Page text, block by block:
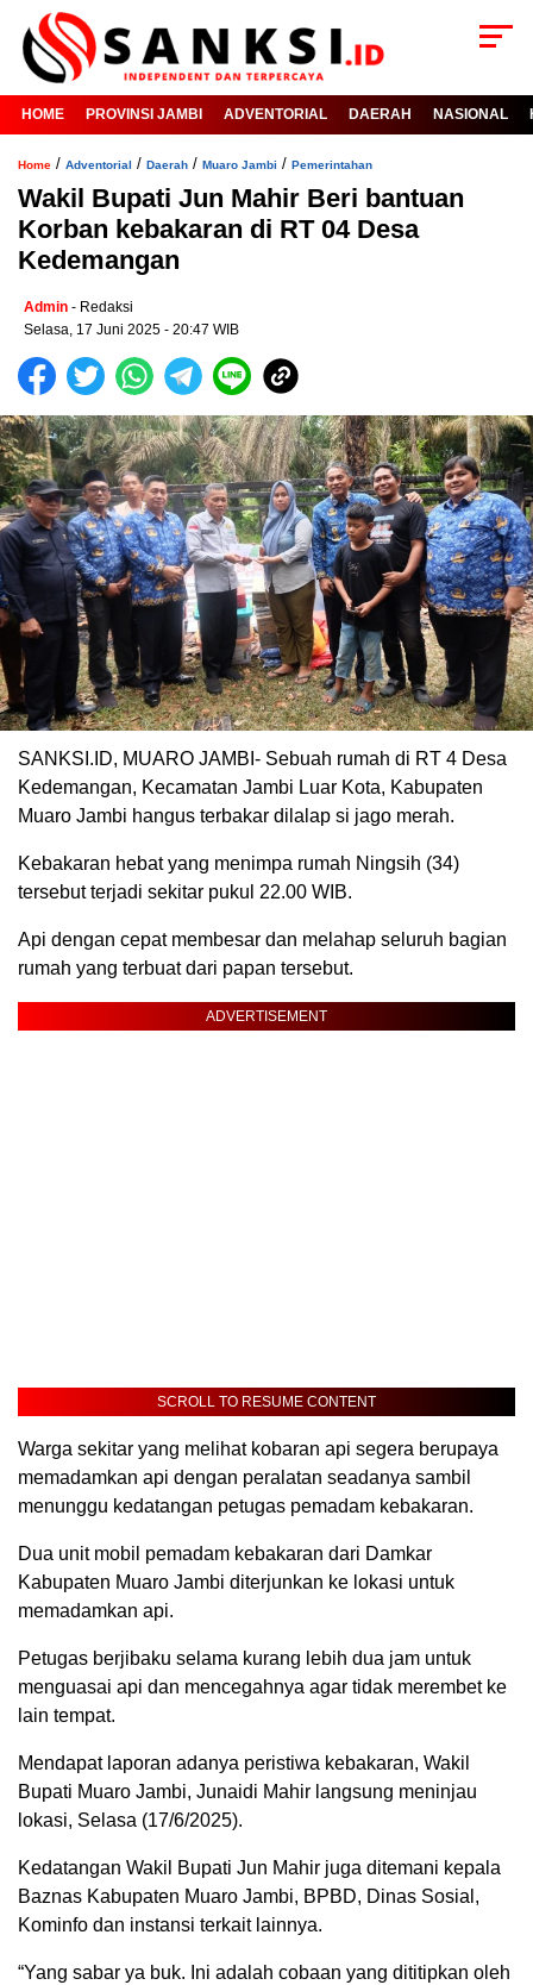
HOME PROVINSI JAMBI ADVENTORIAL DAERAH NASIONAL
Home / Adventorial / Daerah / Muaro Jambi / Pemerintahan
Wakil Bupati Jun Mahir Beri bantuan
Korban kebakaran di RT 04 Desa
Kedemangan
Admin - Redaksi
Selasa, 17 Juni 2025 - 20:47 WIB
SANKSI.ID, MUARO JAMBI- Sebuah rumah di RT 4 Desa
Kedemangan, Kecamatan Jambi Luar Kota, Kabupaten
Muaro Jambi hangus terbakar dilalap si jago merah.
Kebakaran hebat yang menimpa rumah Ningsih (34)
tersebut terjadi sekitar pukul 22.00 WIB.
Api dengan cepat membesar dan melahap seluruh bagian
rumah yang terbuat dari papan tersebut.
ADVERTISEMENT
SCROLL TO RESUME CONTENT
Warga sekitar yang melihat kobaran api segera berupaya
memadamkan api dengan peralatan seadanya sambil
menunggu kedatangan petugas pemadam kebakaran.
Dua unit mobil pemadam kebakaran dari Damkar
Kabupaten Muaro Jambi diterjunkan ke lokasi untuk
memadamkan api.
Petugas berjibaku selama kurang lebih dua jam untuk
menguasai api dan mencegahnya agar tidak merembet ke
lain tempat.
Mendapat laporan adanya peristiwa kebakaran, Wakil
Bupati Muaro Jambi, Junaidi Mahir langsung meninjau
lokasi, Selasa (17/6/2025).
Kedatangan Wakil Bupati Jun Mahir juga ditemani kepala
Baznas Kabupaten Muaro Jambi, BPBD, Dinas Sosial,
Kominfo dan instansi terkait lainnya.
“Yang sabar ya buk. Ini adalah cobaan yang dititipkan oleh